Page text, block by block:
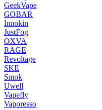
GeekVape
GOBAR
Innokin
JustFog
OXVA
RAGE
Revoltage
SKE
Smok
Uwell
Vapefly
Vaporesso